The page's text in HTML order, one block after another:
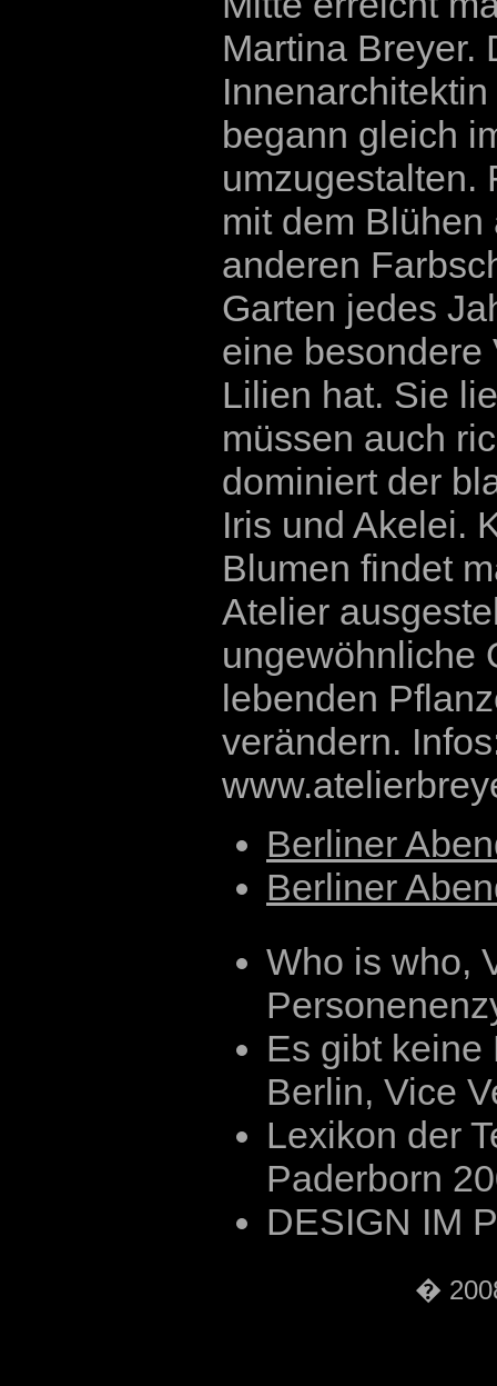
Martina Breyer.
begann gleich
umzugestalten.
mit dem
anderen
Garten jedes
eine besondere
Lilien hat. Sie
müssen auch
dominiert der
Iris und Akelei.
Blumen findet
Atelier
ungewöhnliche
lebenden
verändern.
Berliner
Berliner
Who is who,
Es gibt keine
Berlin, Vice
Lexikon der
Paderborn
DESIGN IM
�